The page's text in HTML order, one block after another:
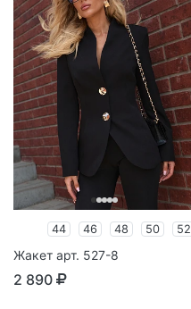
44 46 48 50 52
Жакет арт. 527-8
2 890